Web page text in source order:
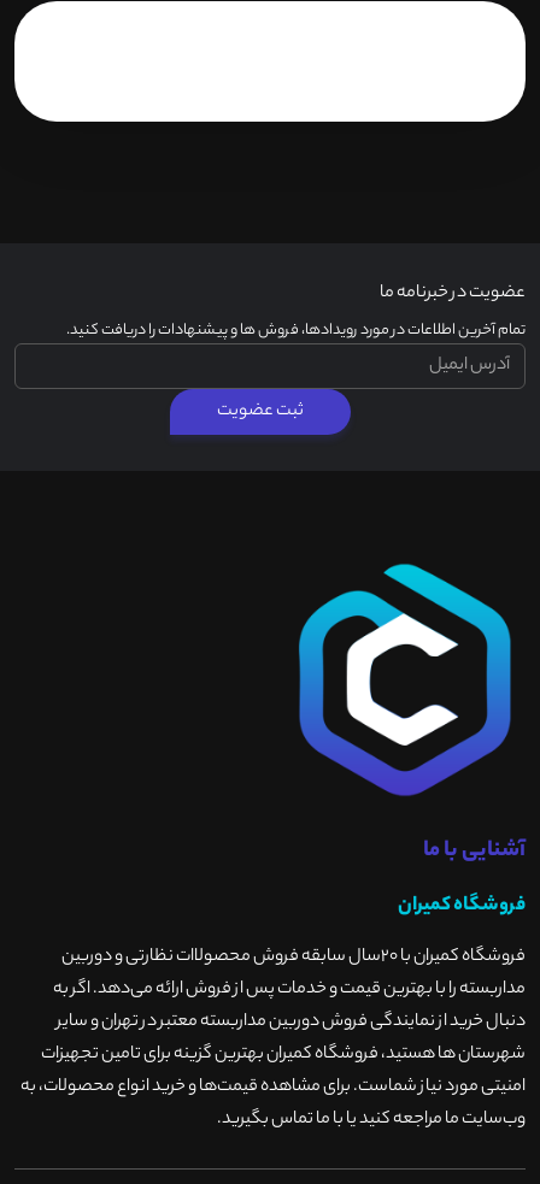
عضویت در خبرنامه ما
تمام آخرین اطلاعات در مورد رویدادها، فروش ها و پیشنهادات را دریافت کنید.
ثبت عضویت
آشنایی با ما
فروشگاه کمیران
فروشگاه کمیران با ۲۰سال سابقه فروش محصولاات نظارتی و دوربین
مداربسته را با بهترین قیمت و خدمات پس از فروش ارائه می‌دهد. اگر به
دنبال خرید از نمایندگی فروش دوربین مداربسته معتبر در تهران و سایر
شهرستان ها هستید، فروشگاه کمیران بهترین گزینه برای تامین تجهیزات
امنیتی مورد نیاز شماست. برای مشاهده قیمت‌ها و خرید انواع محصولات، به
وب‌سایت ما مراجعه کنید یا با ما تماس بگیرید.